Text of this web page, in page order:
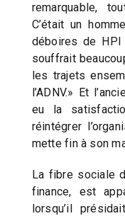
remarquable,
C’était un
déboires de
souffrait
les trajets
l’ADNV.» Et
eu la
réintégrer
mette fin à son
La fibre sociale
finance, est
lorsqu’il